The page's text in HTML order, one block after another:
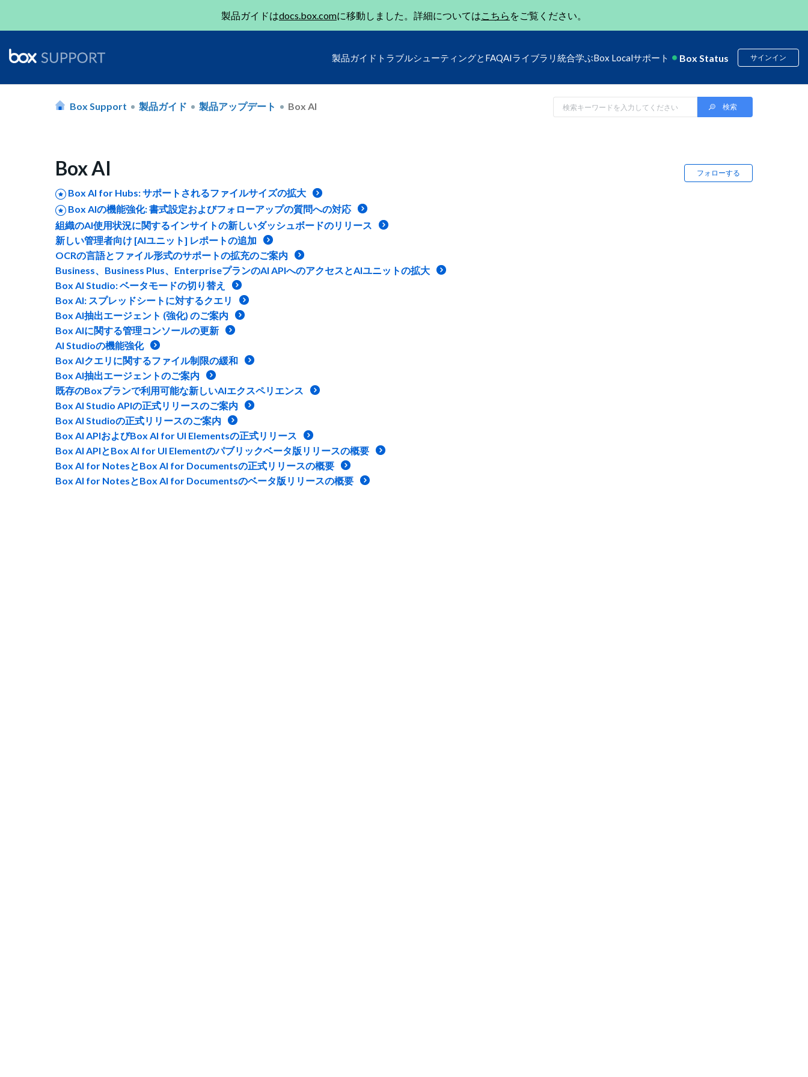
製品ガイドはdocs.box.comに移動しました。詳細についてはこちら をご覧ください。
製品ガイド トラブルシューティングとFAQAIライブラリ 統合学ぶBox Localサポート Box Status サインイン
Box Support 製品ガイド 製品アップデート Box AI
Box AI フォローする
Box AI for Hubs: サポートされるファイルサイズの拡大
Box AIの機能強化: 書式設定およびフォローアップの質問への対応
組織のAI使用状況に関するインサイトの新しいダッシュボードのリリース
新しい管理者向け [AIユニット] レポートの追加
OCRの言語とファイル形式のサポートの拡充のご案内
Business、Business Plus、EnterpriseプランのAI APIへのアクセスとAIユニットの拡大
Box AI Studio: ベータモードの切り替え
Box AI: スプレッドシートに対するクエリ
Box AI抽出エージェント (強化) のご案内
Box AIに関する管理コンソールの更新
AI Studioの機能強化
Box AIクエリに関するファイル制限の緩和
Box AI抽出エージェントのご案内
既存のBoxプランで利用可能な新しいAIエクスペリエンス
Box AI Studio APIの正式リリースのご案内
Box AI Studioの正式リリースのご案内
Box AI APIおよびBox AI for UI Elementsの正式リリース
Box AI APIとBox AI for UI Elementのパブリックベータ版リリースの概要
Box AI for NotesとBox AI for Documentsの正式リリースの概要
Box AI for NotesとBox AI for Documentsのベータ版リリースの概要